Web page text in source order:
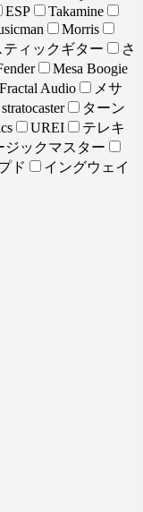
ESP
Takamine
Morris
ティックギター
さ
Mesa Boogie
Fractal Audio
メサ
stratocaster
ターン
UREI
テレキ
ジックマスター
ド
イングウェイ